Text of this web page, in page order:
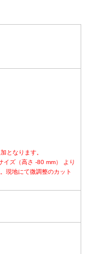
となります。
ズ（高さ -80 mm） より
現地にて微調整のカット